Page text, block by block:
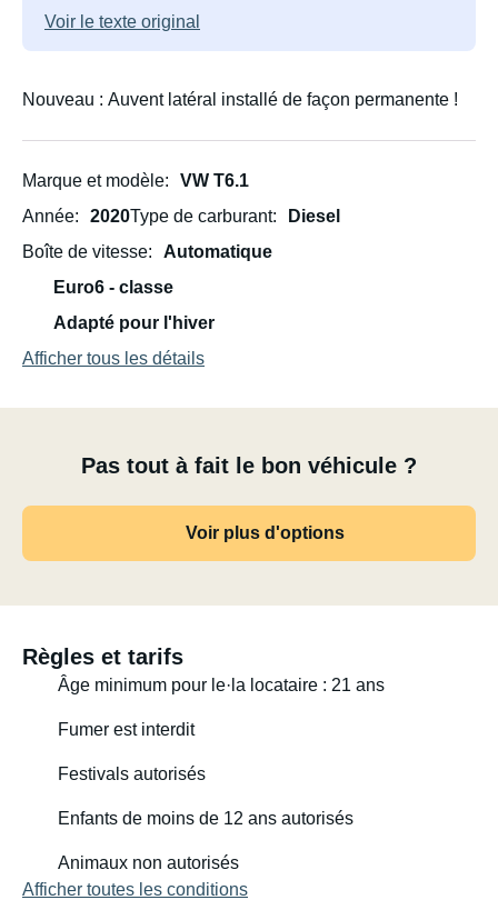
Voir le texte original
Nouveau : Auvent latéral installé de façon permanente !
Marque et modèle
VW T6.1
Année
2020Type de carburant
Diesel
Boîte de vitesse
Automatique
Euro6 - classe
Adapté pour l'hiver
Afficher tous les détails
Pas tout à fait le bon véhicule ?
Voir plus d'options
Règles et tarifs
Âge minimum pour le·la locataire : 21 ans
Fumer est interdit
Festivals autorisés
Enfants de moins de 12 ans autorisés
Animaux non autorisés
Afficher toutes les conditions